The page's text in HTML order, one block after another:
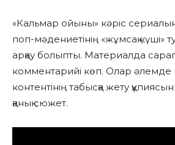
«Кальмар ойыны» кәріс
поп-мәдениетінің «жұмсақ күші»
арқау болыпты. Материалда
комментарийі көп. Олар әлемде
контентінің табысқа жету
қанық сюжет.